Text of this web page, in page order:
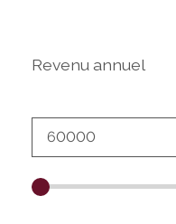
Revenu annuel